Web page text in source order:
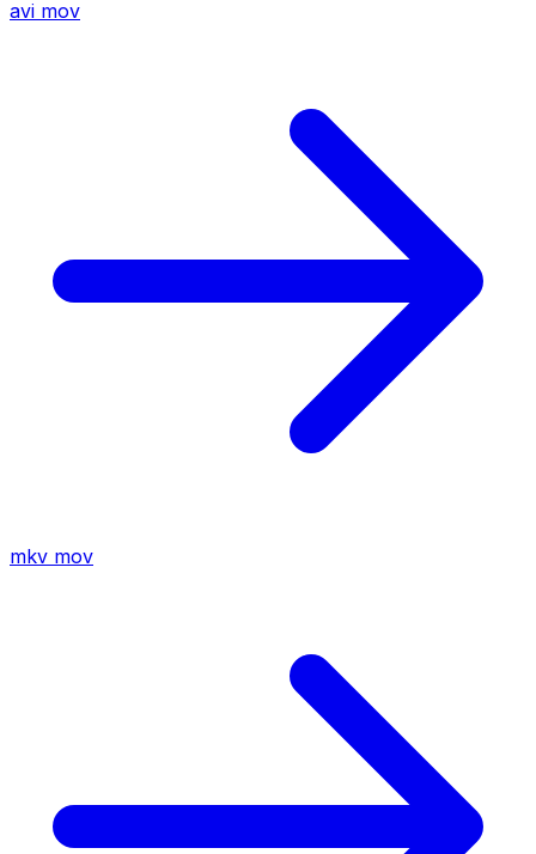
avi mov
mkv mov